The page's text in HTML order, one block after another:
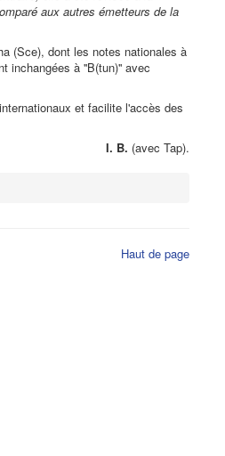
aux autres émetteurs de la
(Sce), dont les notes nationales à
inchangées à ''B(tun)'' avec
et facilite l'accès des
I. B. (avec Tap).
Haut de page